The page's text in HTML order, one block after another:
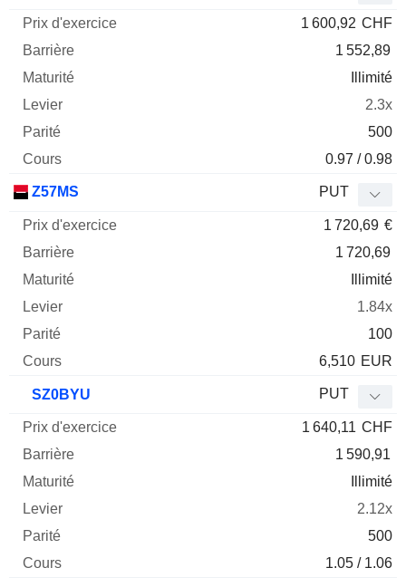
1 600,92 CHF
1 552,89
Illimité
2.3x
500
0.97 / 0.98
Z57MS PUT
1 720,69 €
1 720,69
Illimité
1.84x
100
6,510 EUR
SZ0BYU PUT
1 640,11 CHF
1 590,91
Illimité
2.12x
500
1.05 / 1.06